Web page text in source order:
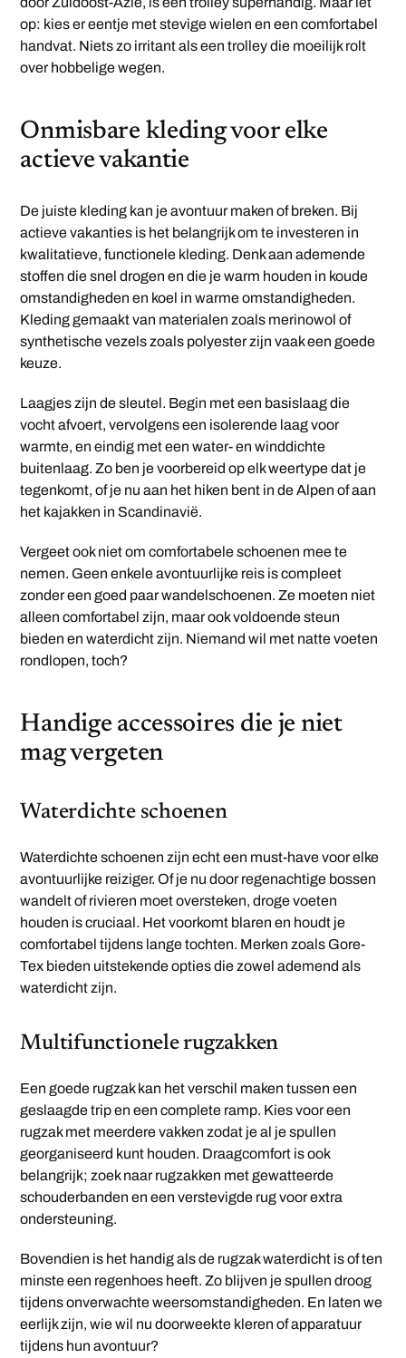
op: kies er eentje met stevige wielen en een comfortabel
handvat. Niets zo irritant als een trolley die moeilijk rolt
over hobbelige wegen.
Onmisbare kleding voor elke
actieve vakantie
De juiste kleding kan je avontuur maken of breken. Bij
actieve vakanties is het belangrijk om te investeren in
kwalitatieve, functionele kleding. Denk aan ademende
stoffen die snel drogen en die je warm houden in koude
omstandigheden en koel in warme omstandigheden.
Kleding gemaakt van materialen zoals merinowol of
synthetische vezels zoals polyester zijn vaak een goede
keuze.
Laagjes zijn de sleutel. Begin met een basislaag die
vocht afvoert, vervolgens een isolerende laag voor
warmte, en eindig met een water- en winddichte
buitenlaag. Zo ben je voorbereid op elk weertype dat je
tegenkomt, of je nu aan het hiken bent in de Alpen of aan
het kajakken in Scandinavië.
Vergeet ook niet om comfortabele schoenen mee te
nemen. Geen enkele avontuurlijke reis is compleet
zonder een goed paar wandelschoenen. Ze moeten niet
alleen comfortabel zijn, maar ook voldoende steun
bieden en waterdicht zijn. Niemand wil met natte voeten
rondlopen, toch?
Handige accessoires die je niet
mag vergeten
Waterdichte schoenen
Waterdichte schoenen zijn echt een must-have voor elke
avontuurlijke reiziger. Of je nu door regenachtige bossen
wandelt of rivieren moet oversteken, droge voeten
houden is cruciaal. Het voorkomt blaren en houdt je
comfortabel tijdens lange tochten. Merken zoals Gore-
Tex bieden uitstekende opties die zowel ademend als
waterdicht zijn.
Multifunctionele rugzakken
Een goede rugzak kan het verschil maken tussen een
geslaagde trip en een complete ramp. Kies voor een
rugzak met meerdere vakken zodat je al je spullen
georganiseerd kunt houden. Draagcomfort is ook
belangrijk; zoek naar rugzakken met gewatteerde
schouderbanden en een verstevigde rug voor extra
ondersteuning.
Bovendien is het handig als de rugzak waterdicht is of ten
minste een regenhoes heeft. Zo blijven je spullen droog
tijdens onverwachte weersomstandigheden. En laten we
eerlijk zijn, wie wil nu doorweekte kleren of apparatuur
tijdens hun avontuur?